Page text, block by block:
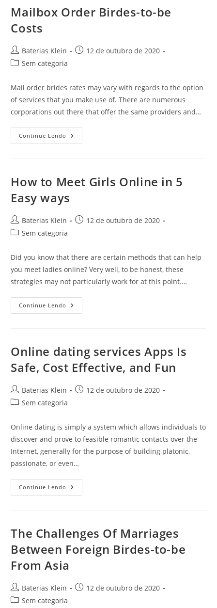
Female
Writers
Mailbox Order Birdes-to-be
Costs
Autor
do
Baterias Klein
Post12 de outubro de 2020
Categoria
post:
Sem categoria
Mail order brides rates may vary with regards to the option
of services that you make use of. There are numerous
corporations out there that offer the same providers and…
Continue Lendo Mailbox
Order
How to Meet Girls Online in 5
Easy ways
Autor
do
Baterias Klein
Post12 de outubro de 2020
Categoria
post:
Sem categoria
Did you know that there are certain methods that can help
you meet ladies online? Very well, to be honest, these
strategies may not particularly work for at this point.…
Continue Lendo How
To
5
Easy
Ways
Online dating services Apps Is
Safe, Cost Effective, and Fun
Autor
do
Baterias Klein
Post12 de outubro de 2020
Categoria
post:
Sem categoria
Online dating is simply a system which allows individuals to
discover and prove to feasible romantic contacts over the
Internet, generally for the purpose of building platonic,
passionate, or even…
Continue Lendo Online
Dating
Effective,
And
Fun
The Challenges Of Marriages
Between Foreign Birdes-to-be
From Asia
Autor
do
Baterias Klein
Post12 de outubro de 2020
Categoria
Sem categoria